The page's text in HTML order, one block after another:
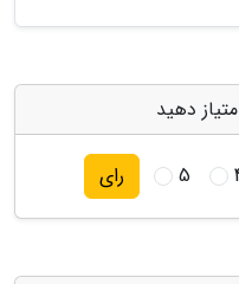
دهید
5 رای